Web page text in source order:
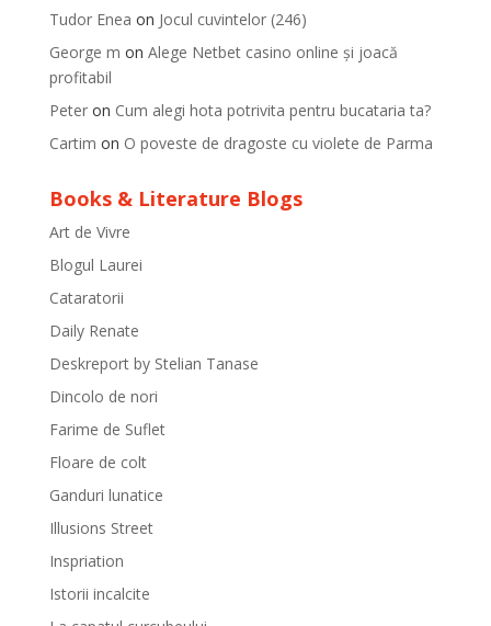
Tudor Enea on Jocul cuvintelor (246)
George m on Alege Netbet casino online și joacă
profitabil
Peteron Cum alegi hota potrivita pentru bucataria ta?
Cartim on O poveste de dragoste cu violete de Parma
Books & Literature Blogs
Art de Vivre
Blogul Laurei
Cataratorii
Daily Renate
Deskreport by Stelian Tanase
Dincolo de nori
Farime de Suflet
Floare de colt
Ganduri lunatice
Illusions Street
Inspriation
Istorii incalcite